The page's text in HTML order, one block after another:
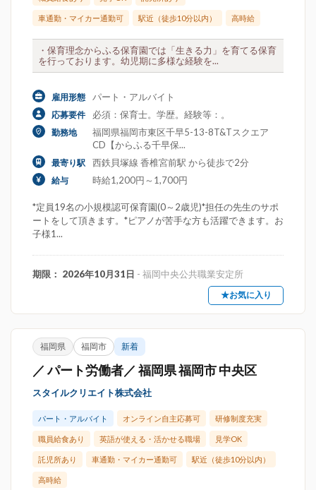
車通勤・マイカー通勤可 駅近（徒歩10分以内） 高時給
・保育理念からふる保育園では「生きる力」を育てる保育
を行っております。幼児期に多様な経験を...
雇用形態 パート・アルバイト
応募要件 必須：保育士。学歴。経験等：。
勤務地
福岡県福岡市東区千早5-13-8T&Tスクエア
CD【からふる千早保...
最寄り駅 西鉄貝塚線 香椎宮前駅 から徒歩で2分
給与 時給1,200円～1,700円
*定員19名の小規模認可保育園(0～2歳児)*担任の先生のサポ
ートをして頂きます。*ピアノが苦手な方も活躍できます。お
子様1...
期限： 2026年10月31日 - 福岡中央公共職業安定所
★お気に入り
福岡県 福岡市 新着
／ パート労働者／ 福岡県 福岡市 中央区
スタイルクリエイト株式会社
パート・アルバイト オンライン自主応募可 研修制度充実
職員給食あり 英語が使える・活かせる職場 見学OK
託児所あり 車通勤・マイカー通勤可 駅近（徒歩10分以内）
高時給